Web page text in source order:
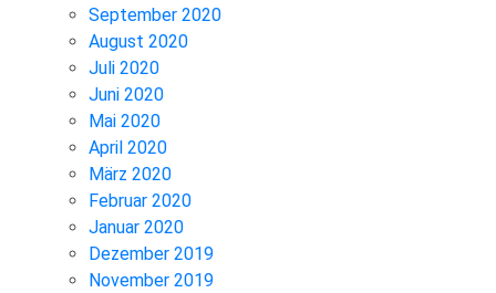
September 2020
August 2020
Juli 2020
Juni 2020
Mai 2020
April 2020
März 2020
Februar 2020
Januar 2020
Dezember 2019
November 2019